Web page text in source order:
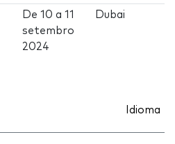
De10 a11
setembro
2024
Dubai
Idioma